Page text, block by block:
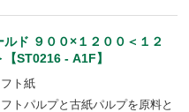
ルド ９００×１２００＜１２
【ST0216 - A1F】
ト紙
トパルプと古紙パルプを原料と